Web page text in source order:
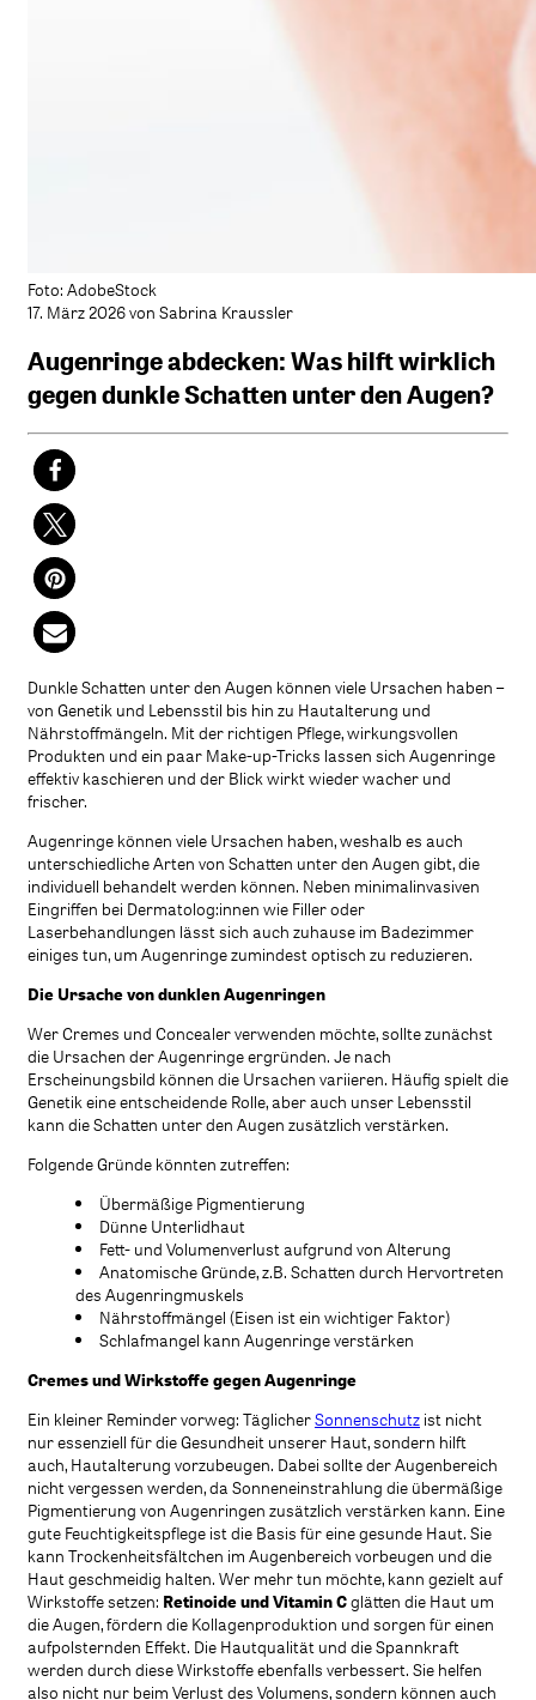
Foto: AdobeStock
17. März 2026 von Sabrina Kraussler
Augenringe abdecken: Was hilft wirklich
gegen dunkle Schatten unter den Augen?
Dunkle Schatten unter den Augen können viele Ursachen haben –
von Genetik und Lebensstil bis hin zu Hautalterung und
Nährstoffmängeln. Mit der richtigen Pflege, wirkungsvollen
Produkten und ein paar Make-up-Tricks lassen sich Augenringe
effektiv kaschieren und der Blick wirkt wieder wacher und
frischer.
Augenringe können viele Ursachen haben, weshalb es auch
unterschiedliche Arten von Schatten unter den Augen gibt, die
individuell behandelt werden können. Neben minimalinvasiven
Eingriffen bei Dermatolog:innen wie Filler oder
Laserbehandlungen lässt sich auch zuhause im Badezimmer
einiges tun, um Augenringe zumindest optisch zu reduzieren.
Die Ursache von dunklen Augenringen
Wer Cremes und Concealer verwenden möchte, sollte zunächst
die Ursachen der Augenringe ergründen. Je nach
Erscheinungsbild können die Ursachen variieren. Häufig spielt die
Genetik eine entscheidende Rolle, aber auch unser Lebensstil
kann die Schatten unter den Augen zusätzlich verstärken.
Folgende Gründe könnten zutreffen:
Übermäßige Pigmentierung
Dünne Unterlidhaut
Fett- und Volumenverlust aufgrund von Alterung
Anatomische Gründe, z.B. Schatten durch Hervortreten
des Augenringmuskels
Nährstoffmängel (Eisen ist ein wichtiger Faktor)
Schlafmangel kann Augenringe verstärken
Cremes und Wirkstoffe gegen Augenringe
Ein kleiner Reminder vorweg: TäglicherSonnenschutz ist nicht
nur essenziell für die Gesundheit unserer Haut, sondern hilft
auch, Hautalterung vorzubeugen. Dabei sollte der Augenbereich
nicht vergessen werden, da Sonneneinstrahlung die übermäßige
Pigmentierung von Augenringen zusätzlich verstärken kann. Eine
gute Feuchtigkeitspflege ist die Basis für eine gesunde Haut. Sie
kann Trockenheitsfältchen im Augenbereich vorbeugen und die
Haut geschmeidig halten. Wer mehr tun möchte, kann gezielt auf
Wirkstoffe setzen: Retinoide und Vitamin Cglätten die Haut um
die Augen, fördern die Kollagenproduktion und sorgen für einen
aufpolsternden Effekt. Die Hautqualität und die Spannkraft
werden durch diese Wirkstoffe ebenfalls verbessert. Sie helfen
also nicht nur beim Verlust des Volumens, sondern können auch